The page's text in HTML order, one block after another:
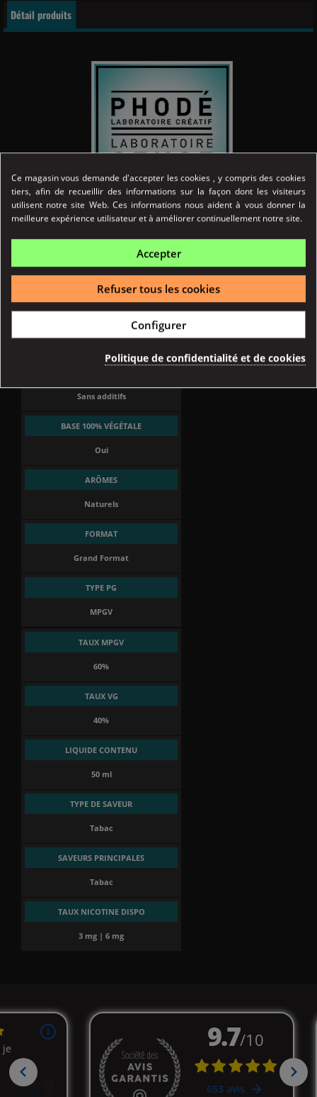
Détail produits
Référence 03721
Fiche technique
France
Sans additifs
BASE 100% VÉGÉTALE
Oui
ARÔMES
Naturels
FORMAT
Grand Format
TYPE PG
MPGV
TAUX MPGV
60%
TAUX VG
40%
LIQUIDE CONTENU
50 ml
TYPE DE SAVEUR
Tabac
SAVEURS PRINCIPALES
Tabac
TAUX NICOTINE DISPO
3 mg | 6 mg
Ce magasin vous demande d'accepter les cookies , y compris des cookies
tiers, afin de recueillir des informations sur la façon dont les visiteurs
utilisent notre site Web. Ces informations nous aident à vous donner la
meilleure expérience utilisateur et à améliorer continuellement notre site.
Accepter
Refuser tous les cookies
Configurer
Politique de confidentialité et de cookies